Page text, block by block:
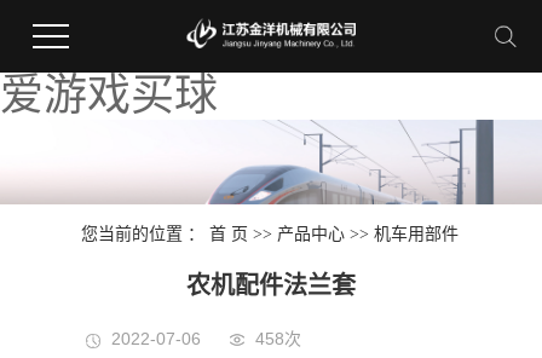
爱游戏买球
您当前的位置 ：首 页 >> 产品中心 >>机车用部件
农机配件法兰套
2022-07-06 458次